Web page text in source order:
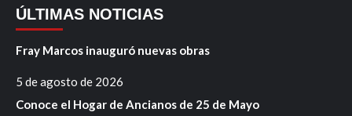
ÚLTIMAS NOTICIAS
Fray Marcos inauguró nuevas obras
5 de agosto de 2026
Conoce el Hogar de Ancianos de 25 de Mayo